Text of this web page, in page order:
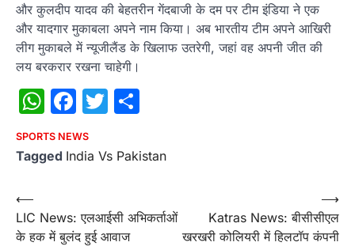
और कुलदीप यादव की बेहतरीन गेंदबाजी के दम पर टीम इंडिया ने एक
और यादगार मुकाबला अपने नाम किया। अब भारतीय टीम अपने आखिरी
लीग मुकाबले में न्यूजीलैंड के खिलाफ उतरेगी, जहां वह अपनी जीत की
लय बरकरार रखना चाहेगी।
WhatsApp
Facebook
Twitter
SPORTS NEWS
Tagged India Vs Pakistan
Post
navigation
⟵
LIC News: एलआईसी अभिकर्ताओं
के हक में बुलंद हुई आवाज
Katras News: बीसीसीएल
खरखरी कोलियरी में हिलटॉप कंपनी
⟶